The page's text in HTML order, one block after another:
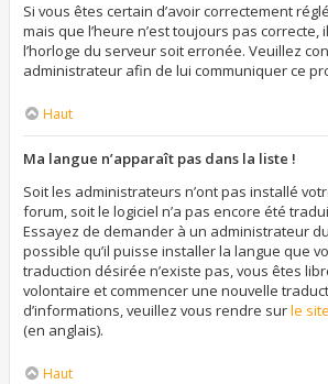
Si vous êtes certain d’avoir correctement
mais que l’heure n’est toujours pas
l’horloge du serveur soit erronée. Veuillez
administrateur afin de lui communiquer ce
Haut
Ma langue n’apparaît pas dans la liste !
Soit les administrateurs n’ont pas installé
forum, soit le logiciel n’a pas encore été
Essayez de demander à un administrateur
possible qu’il puisse installer la langue que
traduction désirée n’existe pas, vous êtes
volontaire et commencer une nouvelle
d’informations, veuillez vous rendre surle
(en anglais).
Haut